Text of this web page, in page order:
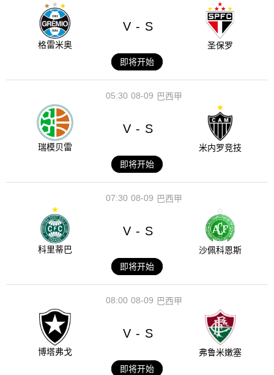
格雷米奥
V - S
圣保罗
即将开始
08-09
05:30 巴西甲
瑞模贝雷
V - S
米内罗竞技
即将开始
08-09
07:30 巴西甲
科里蒂巴
V - S
沙佩科恩斯
即将开始
08-09
08:00 巴西甲
博塔弗戈
V - S
弗鲁米嫩塞
即将开始